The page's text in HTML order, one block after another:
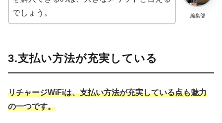
編集部
でしょう。
3.支払い方法が充実している
リチャージWiFiは、支払い方法が充実している点も魅力
の一つです。